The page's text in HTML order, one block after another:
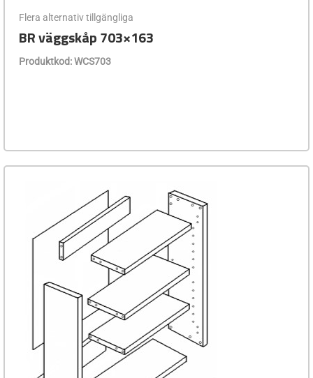
Flera alternativ tillgängliga
BR väggskåp 703×163
Produktkod: WCS703